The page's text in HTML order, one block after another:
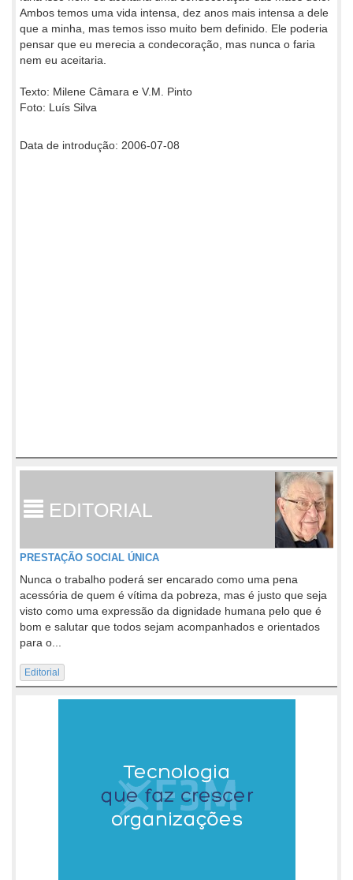
Ambos temos uma vida intensa, dez anos mais intensa a dele
que a minha, mas temos isso muito bem definido. Ele poderia
pensar que eu merecia a condecoração, mas nunca o faria
nem eu aceitaria.
Texto: Milene Câmara e V.M. Pinto
Foto: Luís Silva
Data de introdução: 2006-07-08
EDITORIAL
PRESTAÇÃO SOCIAL ÚNICA
Nunca o trabalho poderá ser encarado como uma pena
acessória de quem é vítima da pobreza, mas é justo que seja
visto como uma expressão da dignidade humana pelo que é
bom e salutar que todos sejam acompanhados e orientados
para o...
Editorial